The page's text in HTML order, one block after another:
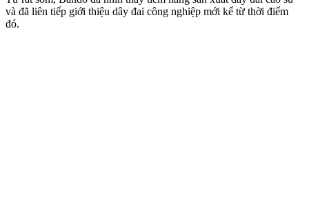
và đã liên tiếp giới thiệu dây đai công nghiệp mới kể từ thời điểm
đó.